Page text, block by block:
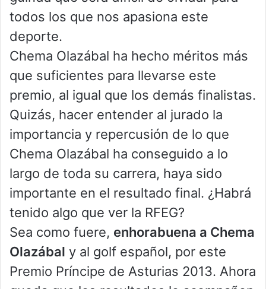
todos los que nos apasiona este
deporte.
Chema Olazábal ha hecho méritos más
que suficientes para llevarse este
premio, al igual que los demás finalistas.
Quizás, hacer entender al jurado la
importancia y repercusión de lo que
Chema Olazábal ha conseguido a lo
largo de toda su carrera, haya sido
importante en el resultado final. ¿Habrá
tenido algo que ver la RFEG?
Sea como fuere, enhorabuena a Chema
Olazábal y al golf español, por este
Premio Príncipe de Asturias 2013. Ahora